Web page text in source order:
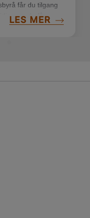
får du tilgang
som du får
er noen gode
LES MER